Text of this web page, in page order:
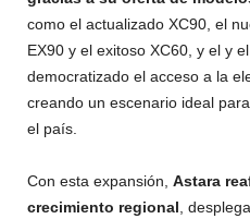
como el actualizado XC90, el
EX90 y el exitoso XC60, y el y
democratizado el acceso a la
creando un escenario ideal
el país.
Con esta expansión, Astara
crecimiento regional ,